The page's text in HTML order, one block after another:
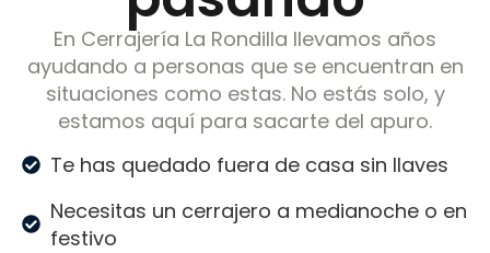
En Cerrajería La Rondilla llevamos años
ayudando a personas que se encuentran en
situaciones como estas. No estás solo, y
estamos aquí para sacarte del apuro.
Te has quedado fuera de casa sin llaves
Necesitas un cerrajero a medianoche o en
festivo